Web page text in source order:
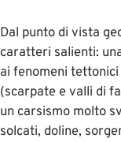
Dal punto di vista
caratteri salienti:
ai fenomeni tettonici
(scarpate e valli di
un carsismo molto
solcati, doline,